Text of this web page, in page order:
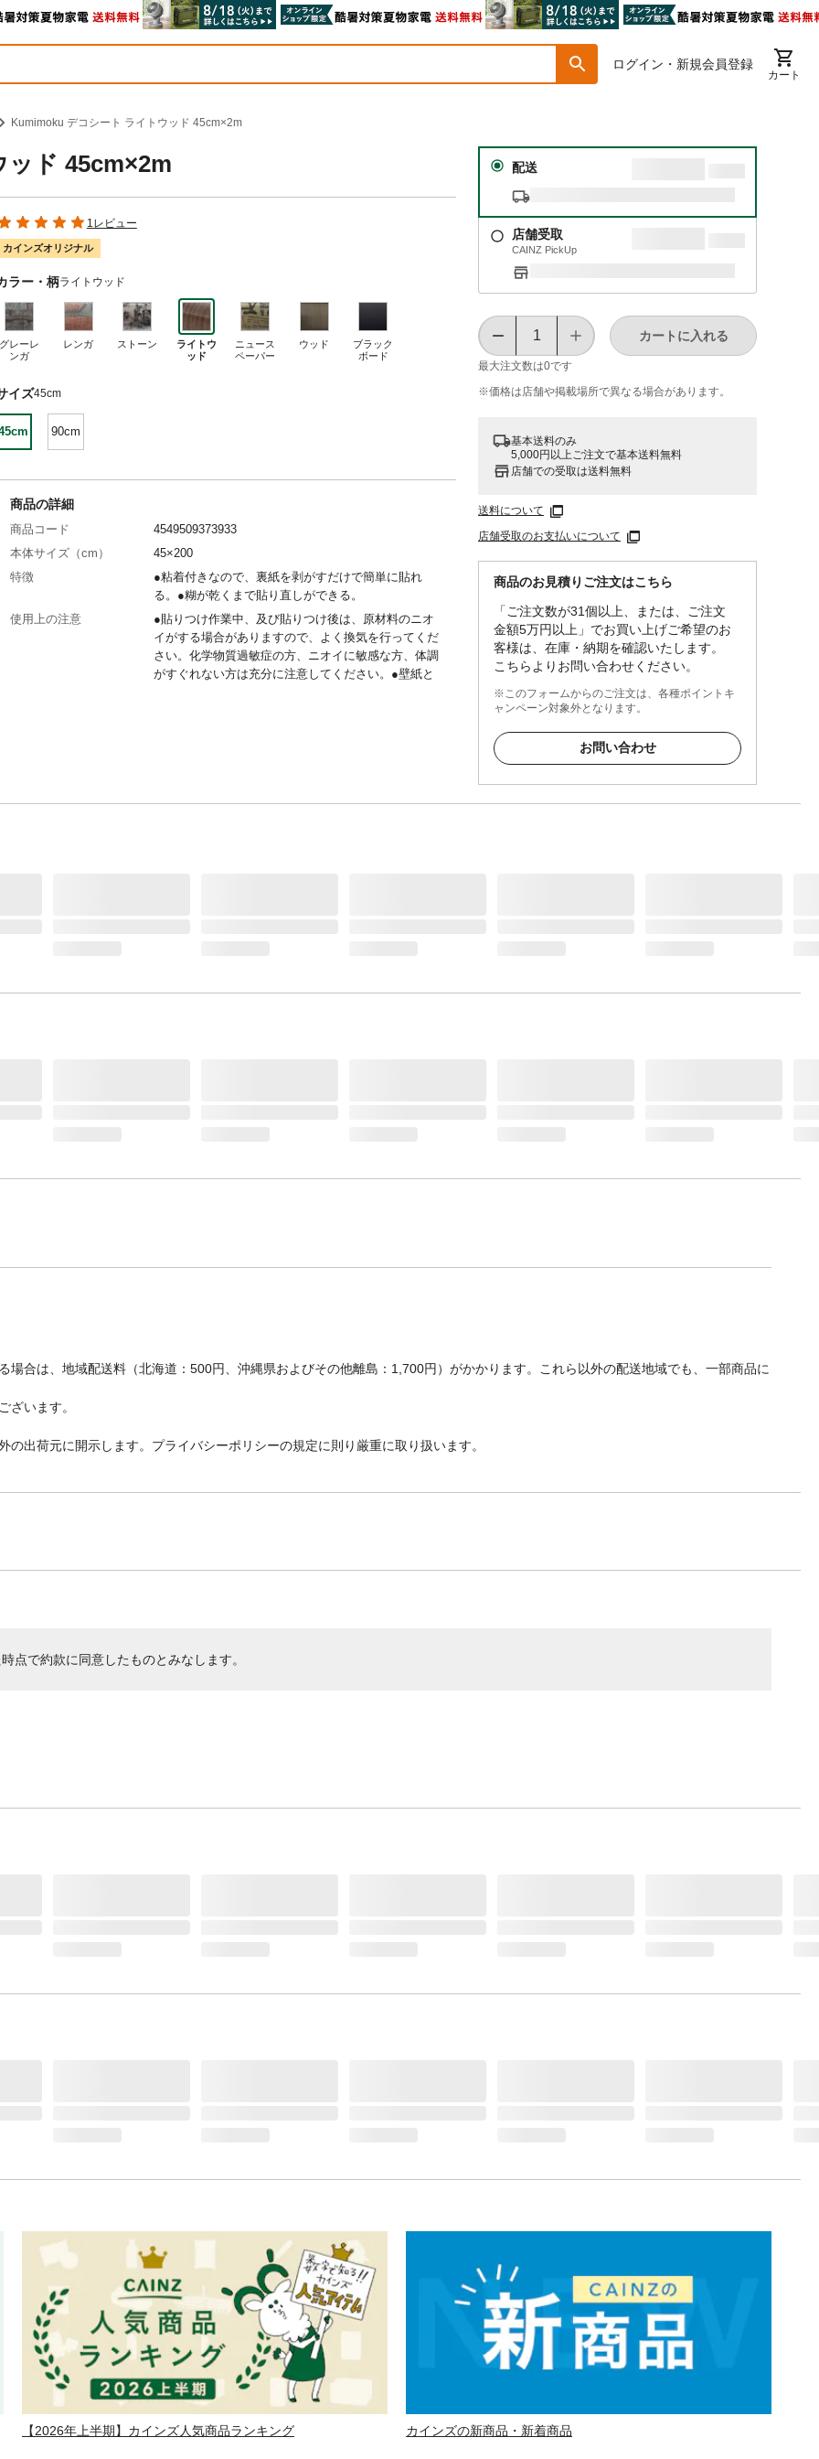
ログイン・新規会員登録
カート
Kumimoku デコシート ライトウッド 45cm×2m
ド 45cm×2m
1レビュー
カインズオリジナル
ラー・柄ライトウッド
グレーレ
ンガ
レンガ ストーン
ライトウ
ッド
ニュース
ペーパー
ウッド
ブラック
ボード
イズ45cm
90cm
配送
店舗受取
CAINZ PickUp
最大注文数は0です
カートに入れる
※価格は​店舗や​掲載場所で​異なる​場合が​あります。
基本送料のみ
5,000円以上ご注文で基本送料無料
店舗での受取は送料無料
送料について
店舗受取のお支払いについて
商品のお見積りご注文はこちら
「ご注文数が31個以上、または、ご注文
金額5万円以上」でお買い上げご希望のお
客様は、在庫・納期を確認いたします。
こちらよりお問い合わせください。
※このフォームからのご注文は、各種ポイントキ
ャンペーン対象外となります。
お問い合わせ
商品の詳細
商品コード
4549509373933
本体サイズ（cm）
45×200
特徴
●粘着付きなので、裏紙を剥がすだけで簡単に貼れ
る。●糊が乾くまで貼り直しができる。
使用上の注意
●貼りつけ作業中、及び貼りつけ後は、原材料のニオ
イがする場合がありますので、よく換気を行ってくだ
さい。化学物質過敏症の方、ニオイに敏感な方、体調
がすぐれない方は充分に注意してください。●壁紙と
貼れる面
平らな面
合は、地域配送料（北海道：500円、沖縄県およびその他離島：1,700円）がかかります。これら以外の配送地域でも、一部商品に
ざいます。
出荷元に開示します。プライバシーポリシーの規定に則り厳重に取り扱います。
点で約款に同意したものとみなします。
【2026年上半期】カインズ人気商品ランキング カインズの新商品・新着商品